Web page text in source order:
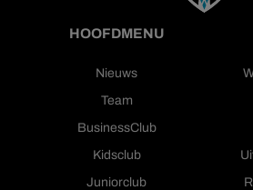
HOOFDMENU
Nieuws
Team
BusinessClub
Kidsclub
Juniorclub